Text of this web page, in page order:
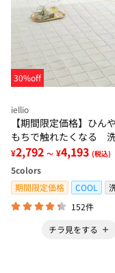
30%off
iellio
【期間限定価格】ひん
もちで触れたくなる
グ＜低反発・滑りにくい
冷感・防ダニ・カーペッ
¥2,792 ～ ¥4,193 (税込)
5colors
期間限定価格
COOL
152件
チラ見をする